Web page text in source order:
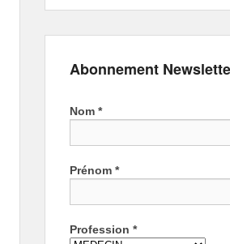
Abonnement
Nom *
Prénom *
Profession *